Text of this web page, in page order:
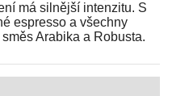
má silnější intenzitu. S
espresso a všechny
Arabika a Robusta.